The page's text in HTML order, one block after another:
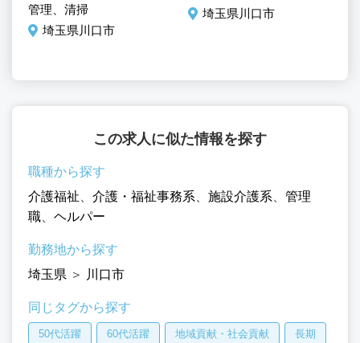
管理、清掃
埼玉県川口市
埼玉県川口市
この求人に似た情報を探す
職種から探す
介護福祉
介護・福祉事務系 施設介護系
管理
職
ヘルパー
勤務地から探す
埼玉県 ＞ 川口市
同じタグから探す
50代活躍 60代活躍 地域貢献・社会貢献 長期